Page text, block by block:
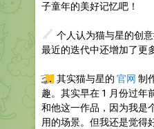
子童年的美好记忆吧！
个人认为猫与星的创
最近的迭代中还增加了更
其实猫与星的 官网 制
趣。其实早在 1 月份过年
和他这一作品，因为我是
用的场景。但我还是觉得